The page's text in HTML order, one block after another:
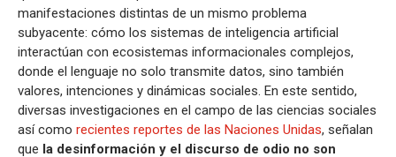
manifestaciones distintas de un mismo problema
subyacente: cómo los sistemas de inteligencia artificial
interactúan con ecosistemas informacionales complejos,
donde el lenguaje no solo transmite datos, sino también
valores, intenciones y dinámicas sociales. En este sentido,
diversas investigaciones en el campo de las ciencias sociales
así como recientes reportes de las Naciones Unidas, señalan
que la desinformación y el discurso de odio no son